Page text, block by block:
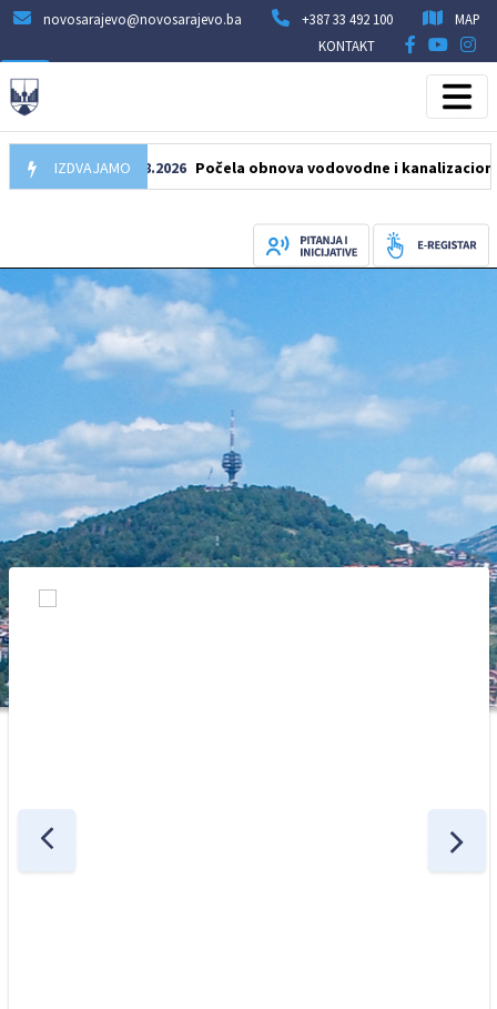
novosarajevo@novosarajevo.ba +387 33 492 100
MAP
KONTAKT
IZDVAJAMO
05.08.2026 Počela obnova vodovodne i kanalizacione